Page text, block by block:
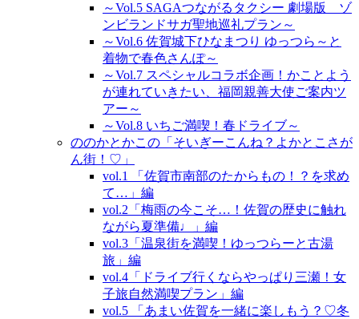
～Vol.5 SAGAつながるタクシー 劇場版 ゾ
ンビランドサガ聖地巡礼プラン～
～Vol.6 佐賀城下ひなまつり ゆっつら～と
着物で春色さんぽ～
～Vol.7 スペシャルコラボ企画！かことよう
が連れていきたい、福岡親善大使ご案内ツ
アー～
～Vol.8 いちご満喫！春ドライブ～
ののかとかこの「そいぎーこんね？よかとこさが
ん街！♡」
vol.1 「佐賀市南部のたからもの！？を求め
て…」編
vol.2「梅雨の今こそ…！佐賀の歴史に触れ
ながら夏準備♩」編
vol.3「温泉街を満喫！ゆっつらーと古湯
旅」編
vol.4「ドライブ行くならやっぱり三瀬！女
子旅自然満喫プラン」編
vol.5 「あまい佐賀を一緒に楽しもう？♡冬